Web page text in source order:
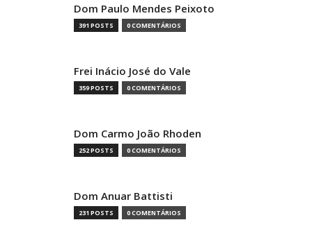
Dom Paulo Mendes Peixoto
391 POSTS 0 COMENTÁRIOS
Frei Inácio José do Vale
359 POSTS 0 COMENTÁRIOS
Dom Carmo João Rhoden
252 POSTS 0 COMENTÁRIOS
Dom Anuar Battisti
231 POSTS 0 COMENTÁRIOS